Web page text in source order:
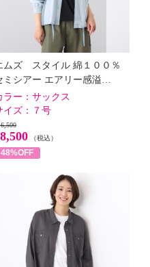
ムズ スタイル 綿１００％
ミシアー エアリー感溢…
ラー： サックス
イズ：
７号
（税込）
48%OFF